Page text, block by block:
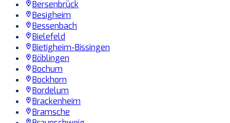
Bersenbrück
Besigheim
Bessenbach
Bielefeld
Bietigheim-Bissingen
Böblingen
Bochum
Bockhorn
Bordelum
Brackenheim
Bramsche